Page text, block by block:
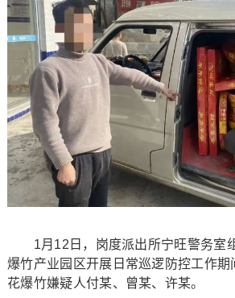
1月12日，岗度派出所宁旺警务室
爆竹产业园区开展日常巡逻防控工作期
花爆竹嫌疑人付某、曾某、许某。